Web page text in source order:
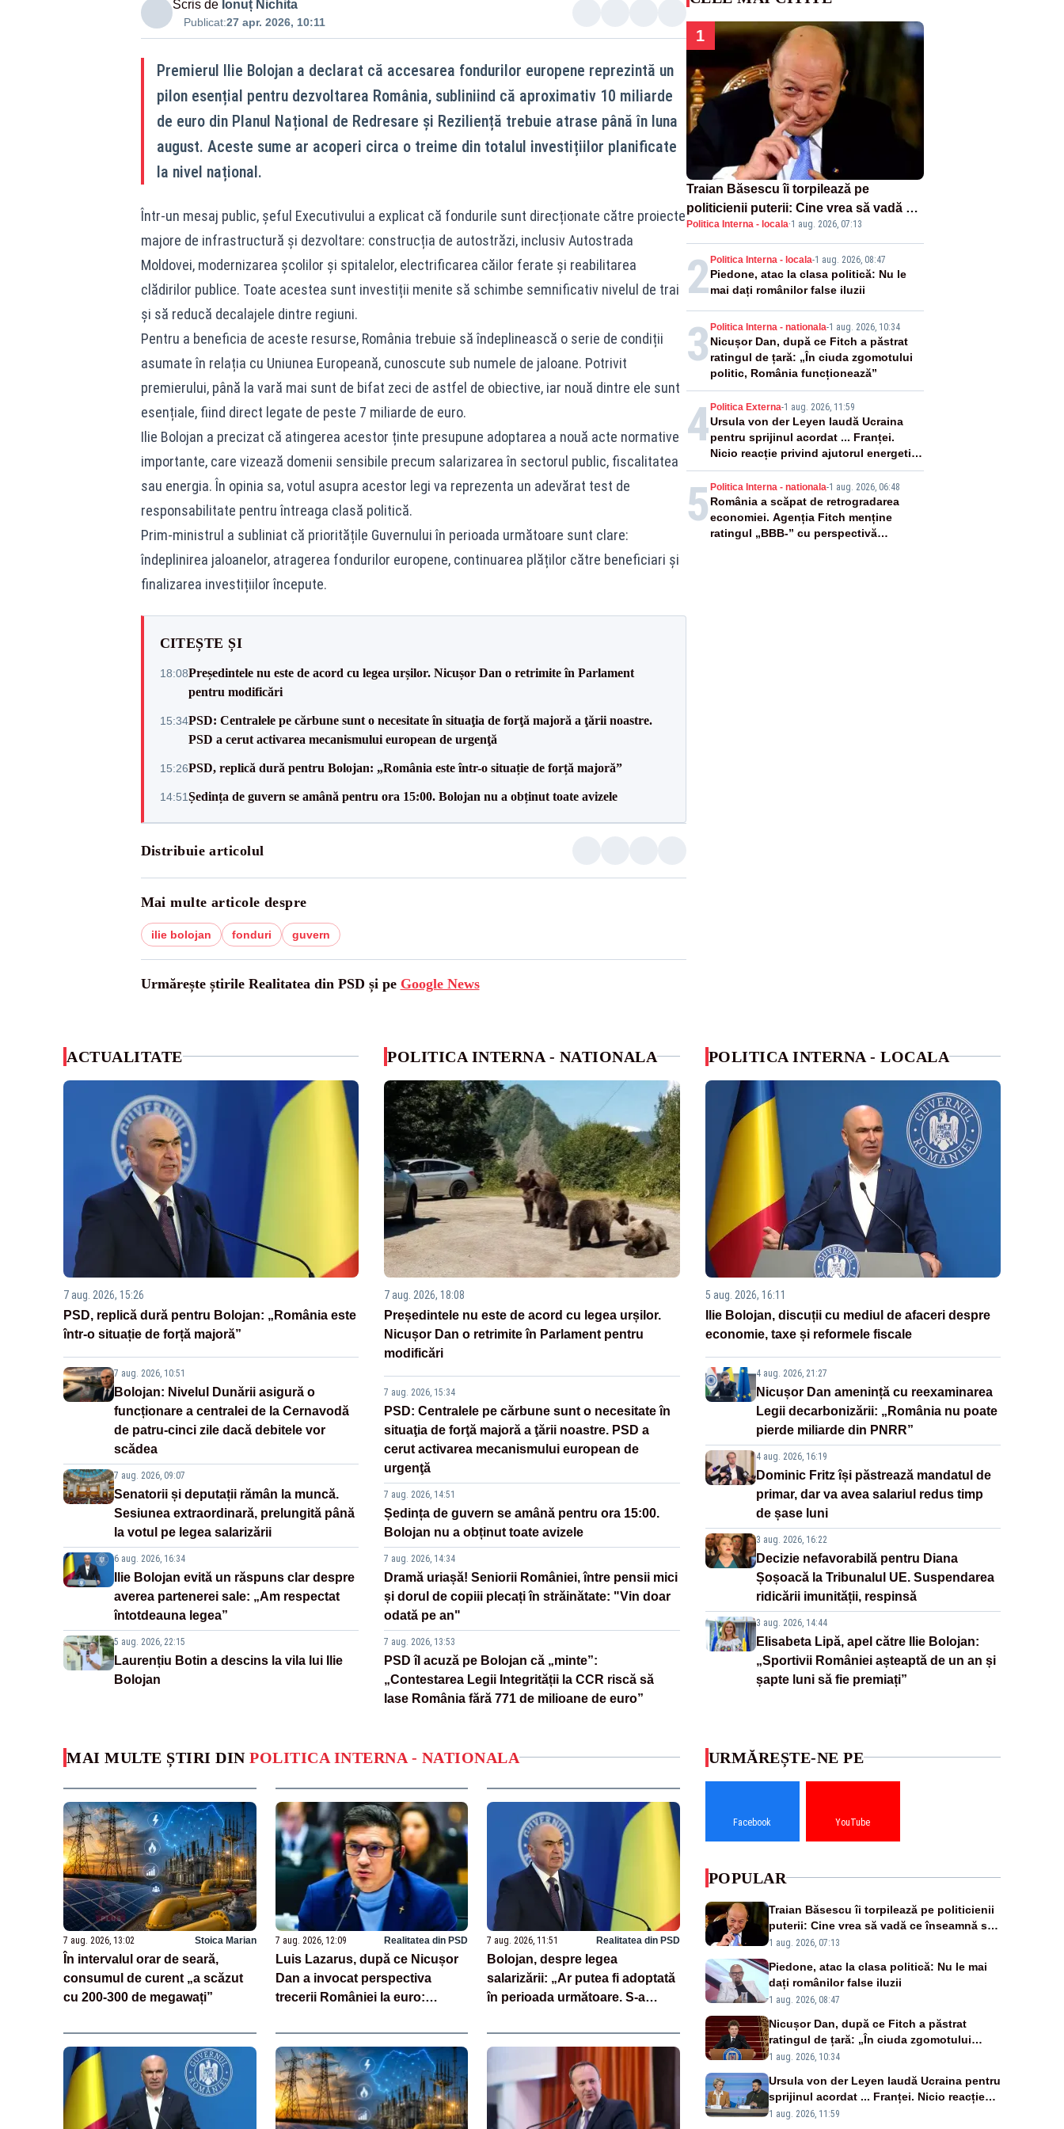
Scris de Ionuț Nichita
Publicat:27 apr. 2026, 10:11
Premierul Ilie Bolojan a declarat că accesarea fondurilor europene reprezintă un
pilon esențial pentru dezvoltarea România, subliniind că aproximativ 10 miliarde
de euro din Planul Național de Redresare și Reziliență trebuie atrase până în luna
august. Aceste sume ar acoperi circa o treime din totalul investițiilor planificate
la nivel național.
Într-un mesaj public, șeful Executivului a explicat că fondurile sunt direcționate către proiecte
majore de infrastructură și dezvoltare: construcția de autostrăzi, inclusiv Autostrada
Moldovei, modernizarea școlilor și spitalelor, electrificarea căilor ferate și reabilitarea
clădirilor publice. Toate acestea sunt investiții menite să schimbe semnificativ nivelul de trai
și să reducă decalajele dintre regiuni.
Pentru a beneficia de aceste resurse, România trebuie să îndeplinească o serie de condiții
asumate în relația cu Uniunea Europeană, cunoscute sub numele de jaloane. Potrivit
premierului, până la vară mai sunt de bifat zeci de astfel de obiective, iar nouă dintre ele sunt
esențiale, fiind direct legate de peste 7 miliarde de euro.
Ilie Bolojan a precizat că atingerea acestor ținte presupune adoptarea a nouă acte normative
importante, care vizează domenii sensibile precum salarizarea în sectorul public, fiscalitatea
sau energia. În opinia sa, votul asupra acestor legi va reprezenta un adevărat test de
responsabilitate pentru întreaga clasă politică.
Prim-ministrul a subliniat că prioritățile Guvernului în perioada următoare sunt clare:
îndeplinirea jaloanelor, atragerea fondurilor europene, continuarea plăților către beneficiari și
finalizarea investițiilor începute.
CITEȘTE ȘI
18:08Președintele nu este de acord cu legea urșilor. Nicușor Dan o retrimite în Parlament
pentru modificări
15:34PSD: Centralele pe cărbune sunt o necesitate în situaţia de forţă majoră a ţării noastre.
PSD a cerut activarea mecanismului european de urgenţă
15:26PSD, replică dură pentru Bolojan: „România este într-o situație de forță majoră”
14:51Ședința de guvern se amână pentru ora 15:00. Bolojan nu a obținut toate avizele
Distribuie articolul
Mai multe articole despre
ilie bolojan fonduri guvern
Urmărește știrile Realitatea din PSD și pe Google News
1
Traian Băsescu îi torpilează pe
politicienii puterii: Cine vrea să vadă ce
înseamnă să fii prost, se uită la
România
Politica Interna - locala·1 aug. 2026, 07:13
2Politica Interna - locala-1 aug. 2026, 08:47
Piedone, atac la clasa politică: Nu le
mai dați românilor false iluzii
3 Politica Interna - nationala-1 aug. 2026, 10:34
Nicușor Dan, după ce Fitch a păstrat
ratingul de țară: „În ciuda zgomotului
politic, România funcționează”
4Politica Externa-1 aug. 2026, 11:59
Ursula von der Leyen laudă Ucraina
pentru sprijinul acordat ... Franței.
Nicio reacție privind ajutorul energetic
promis României
5 Politica Interna - nationala-1 aug. 2026, 06:48
România a scăpat de retrogradarea
economiei. Agenția Fitch menține
ratingul „BBB-” cu perspectivă
ACTUALITATE
7 aug. 2026, 15:26
PSD, replică dură pentru Bolojan: „România este
într-o situație de forță majoră”
7 aug. 2026, 10:51
Bolojan: Nivelul Dunării asigură o
funcționare a centralei de la Cernavodă
de patru-cinci zile dacă debitele vor
scădea
7 aug. 2026, 09:07
Senatorii și deputații rămân la muncă.
Sesiunea extraordinară, prelungită până
la votul pe legea salarizării
6 aug. 2026, 16:34
Ilie Bolojan evită un răspuns clar despre
averea partenerei sale: „Am respectat
întotdeauna legea”
5 aug. 2026, 22:15
Laurențiu Botin a descins la vila lui Ilie
Bolojan
POLITICA INTERNA - NATIONALA
7 aug. 2026, 18:08
Președintele nu este de acord cu legea urșilor.
Nicușor Dan o retrimite în Parlament pentru
modificări
7 aug. 2026, 15:34
PSD: Centralele pe cărbune sunt o necesitate în
situaţia de forţă majoră a ţării noastre. PSD a
cerut activarea mecanismului european de
urgenţă
7 aug. 2026, 14:51
Ședința de guvern se amână pentru ora 15:00.
Bolojan nu a obținut toate avizele
7 aug. 2026, 14:34
Dramă uriașă! Seniorii României, între pensii mici
și dorul de copiii plecați în străinătate: "Vin doar
odată pe an"
7 aug. 2026, 13:53
PSD îl acuză pe Bolojan că „minte”:
„Contestarea Legii Integrității la CCR riscă să
lase România fără 771 de milioane de euro”
POLITICA INTERNA - LOCALA
5 aug. 2026, 16:11
Ilie Bolojan, discuții cu mediul de afaceri despre
economie, taxe și reformele fiscale
4 aug. 2026, 21:27
Nicușor Dan amenință cu reexaminarea
Legii decarbonizării: „România nu poate
pierde miliarde din PNRR”
4 aug. 2026, 16:19
Dominic Fritz își păstrează mandatul de
primar, dar va avea salariul redus timp
de șase luni
3 aug. 2026, 16:22
Decizie nefavorabilă pentru Diana
Șoșoacă la Tribunalul UE. Suspendarea
ridicării imunității, respinsă
3 aug. 2026, 14:44
Elisabeta Lipă, apel către Ilie Bolojan:
„Sportivii României așteaptă de un an și
șapte luni să fie premiați”
MAI MULTE ȘTIRI DIN POLITICA INTERNA - NATIONALA
7 aug. 2026, 13:02 Stoica Marian
În intervalul orar de seară,
consumul de curent „a scăzut
cu 200-300 de megawați”
7 aug. 2026, 12:09 Realitatea din PSD
Luis Lazarus, după ce Nicușor
Dan a invocat perspectiva
trecerii României la euro:
suveranitate”
7 aug. 2026, 11:51 Realitatea din PSD
Bolojan, despre legea
salarizării: „Ar putea fi adoptată
în perioada următoare. S-a
unor discursuri iresponsabile în
spaţiul public”
URMĂREȘTE-NE PE
Facebook YouTube
POPULAR
Traian Băsescu îi torpilează pe politicienii
puterii: Cine vrea să vadă ce înseamnă să
fii prost, se uită la România
1 aug. 2026, 07:13
Piedone, atac la clasa politică: Nu le mai
dați românilor false iluzii
1 aug. 2026, 08:47
Nicușor Dan, după ce Fitch a păstrat
ratingul de țară: „În ciuda zgomotului
politic, România funcționează”
1 aug. 2026, 10:34
Ursula von der Leyen laudă Ucraina pentru
sprijinul acordat ... Franței. Nicio reacție
privind ajutorul energetic promis României
1 aug. 2026, 11:59